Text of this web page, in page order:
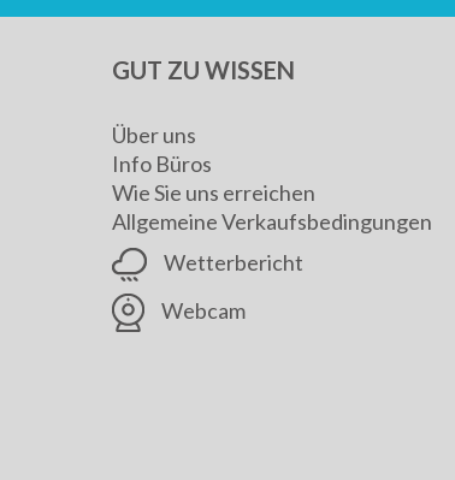
GUT ZU WISSEN
Über uns
Info Büros
Wie Sie uns erreichen
Allgemeine Verkaufsbedingungen
Wetterbericht
Webcam